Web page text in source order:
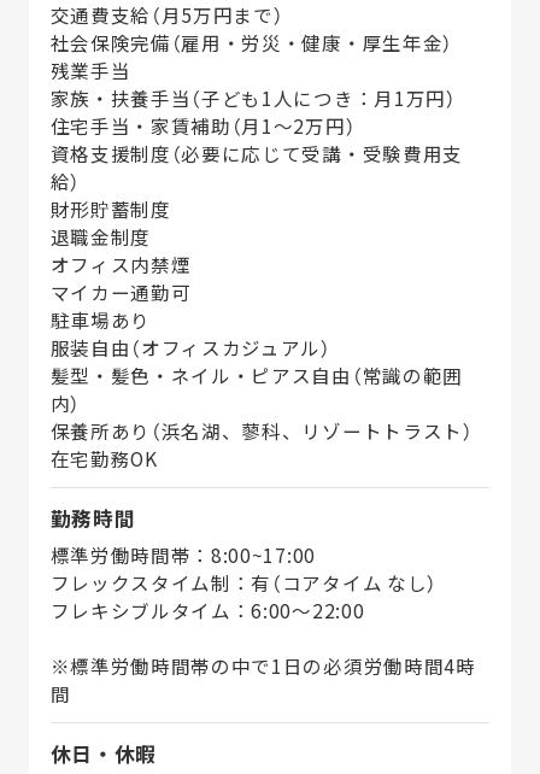
交通費支給（月5万円まで）
社会保険完備（雇用・労災・健康・厚生年金）
残業手当
家族・扶養手当（子ども1人につき：月1万円）
住宅手当・家賃補助（月1～2万円）
資格支援制度（必要に応じて受講・受験費用支
給）
財形貯蓄制度
退職金制度
オフィス内禁煙
マイカー通勤可
駐車場あり
服装自由（オフィスカジュアル）
髪型・髪色・ネイル・ピアス自由（常識の範囲
内）
保養所あり（浜名湖、蓼科、リゾートトラスト）
在宅勤務OK
勤務時間
標準労働時間帯：8:00~17:00
フレックスタイム制：有（コアタイム なし）
フレキシブルタイム：6:00～22:00
※標準労働時間帯の中で1日の必須労働時間4時
間
休日・休暇